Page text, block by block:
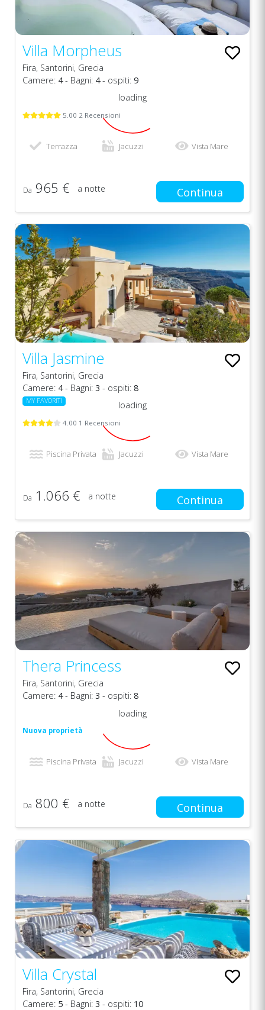
Villa Morpheus
Fira, Santorini, Grecia
Camere: 4- Bagni: 4- ospiti: 9
5.00 2 Recensioni
loading
Terrazza Jacuzzi Vista Mare
Da 965 € a notte Continua
Villa Jasmine
Fira, Santorini, Grecia
Camere: 4- Bagni: 3 - ospiti: 8
MY FAVORITI
4.00 1 Recensioni
loading
Piscina Privata Jacuzzi Vista Mare
Da 1.066 € a notte Continua
Thera Princess
Fira, Santorini, Grecia
Camere: 4- Bagni: 3 - ospiti: 8
Nuova proprietà
loading
Piscina Privata Jacuzzi Vista Mare
Da 800 € a notte Continua
Villa Crystal
Fira, Santorini, Grecia
Camere: 5 - Bagni: 3 - ospiti: 10